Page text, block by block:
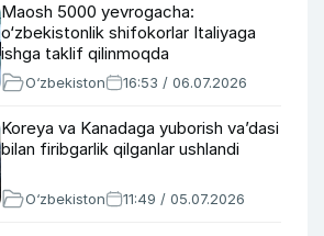
Maosh 5000 yevrogacha:
o‘zbekistonlik shifokorlar Italiyaga
ishga taklif qilinmoqda
O‘zbekiston 16:53 / 06.07.2026
Koreya va Kanadaga yuborish va’dasi
bilan firibgarlik qilganlar ushlandi
O‘zbekiston 11:49 / 05.07.2026